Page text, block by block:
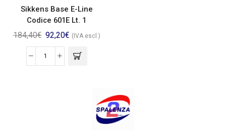
Sikkens Base E-Line
Codice 601E Lt. 1
184,40€ 92,20€ (IVA escl.)